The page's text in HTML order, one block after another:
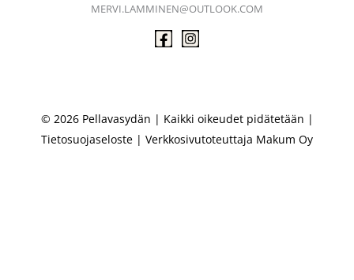
MERVI.LAMMINEN@OUTLOOK.COM
© 2026 Pellavasydän | Kaikki oikeudet pidätetään |
Tietosuojaseloste | Verkkosivutoteuttaja Makum Oy